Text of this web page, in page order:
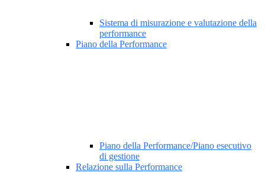
Sistema di misurazione e valutazione della
performance
Piano della Performance
Piano della Performance/Piano esecutivo
di gestione
Relazione sulla Performance